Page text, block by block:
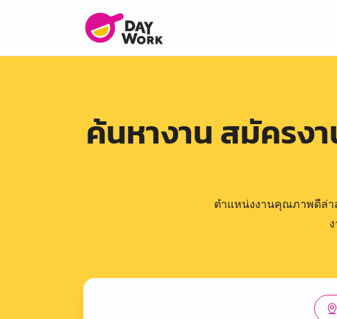
ค้นหางาน สมัครง
ตำแหน่งงานคุณภาพดีล่